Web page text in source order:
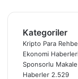
Kategoriler
Kripto Para
Ekonomi
Sponsorlu Makale
Haberler 2.529